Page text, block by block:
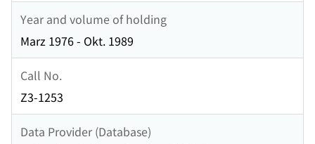
Year and volume of holding
Marz 1976 - Okt. 1989
Call No.
Z3-1253
Data Provider (Database)